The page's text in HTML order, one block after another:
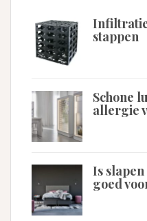
stappen
Schone
allergie
Is
goed